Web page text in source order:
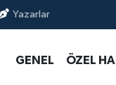
Yazarlar
GENEL ÖZEL